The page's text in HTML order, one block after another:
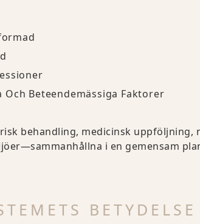
Beteendemässiga Faktorer
behandling, medicinsk uppföljning,
i en gemensam
BETYDELSE